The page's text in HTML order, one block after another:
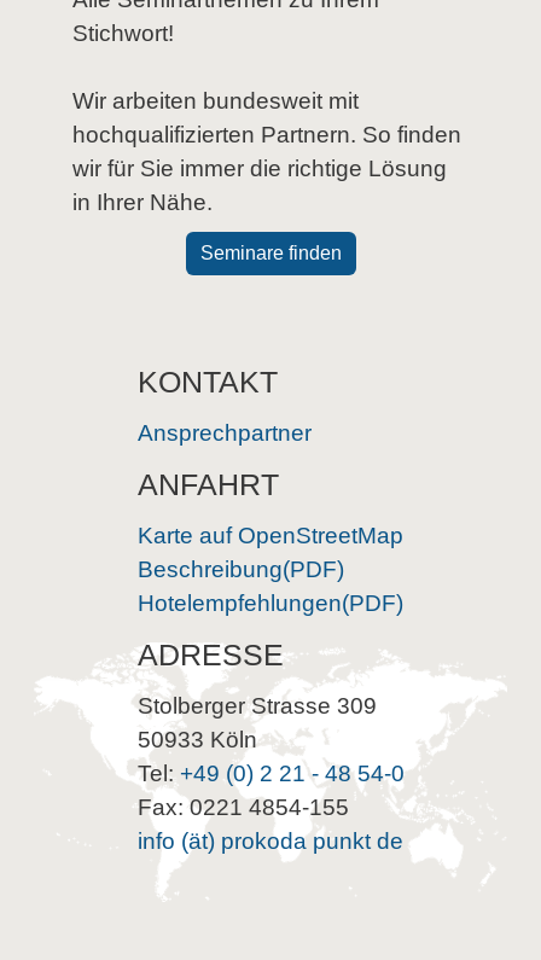
Stichwort!
Wir arbeiten bundesweit mit
hochqualifizierten Partnern. So finden
wir für Sie immer die richtige Lösung
in Ihrer Nähe.
Seminare finden
KONTAKT
Ansprechpartner
ANFAHRT
Karte auf OpenStreetMap
Beschreibung(PDF)
Hotelempfehlungen(PDF)
ADRESSE
Stolberger Strasse 309
50933 Köln
Tel: +49 (0) 2 21 - 48 54-0
Fax: 0221 4854-155
info (ät) prokoda punkt de